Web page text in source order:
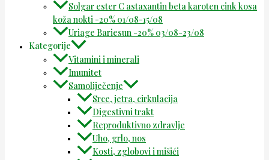
Solgar ester C astaxantin beta karoten cink kosa
koža nokti -20% 01/08-15/08
Uriage Bariesun -20% 03/08-23/08
Kategorije
Vitamini i minerali
Imunitet
Samoliječenje
Srce, jetra, cirkulacija
Digestivni trakt
Reproduktivno zdravlje
Uho, grlo, nos
Kosti, zglobovi i mišići